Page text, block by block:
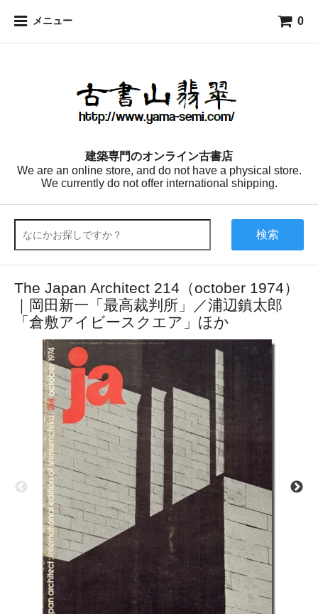
メニュー 0
建築専門のオンライン古書店
We are an online store, and do not have a physical store.
We currently do not offer international shipping.
検索
The Japan Architect 214（october 1974）
｜岡田新一「最高裁判所」／浦辺鎮太郎
「倉敷アイビースクエア」ほか